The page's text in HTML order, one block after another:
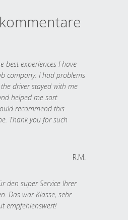
best experiences I have
company. I had problems
driver stayed with me
helped me sort
recommend this
Thank you for such
R.M.
den super Service Ihrer
Das war Klasse, sehr
empfehlenswert!